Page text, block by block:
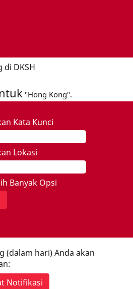
di DKSH
"Hong Kong".
Kata Kunci
Lokasi
Banyak Opsi
(dalam hari) Anda akan
Notifikasi